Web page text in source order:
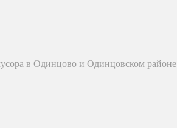
в Одинцово и Одинцовском районе